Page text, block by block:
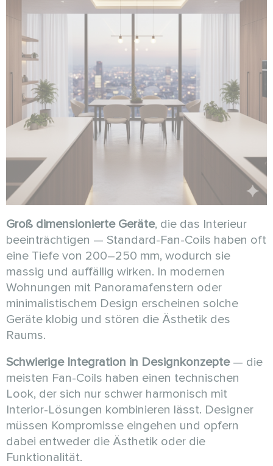
Groß dimensionierte Geräte, die das Interieur
beeinträchtigen — Standard-Fan-Coils haben oft
eine Tiefe von 200–250 mm, wodurch sie
massig und auffällig wirken. In modernen
Wohnungen mit Panoramafenstern oder
minimalistischem Design erscheinen solche
Geräte klobig und stören die Ästhetik des
Raums.
Schwierige Integration in Designkonzepte— die
meisten Fan-Coils haben einen technischen
Look, der sich nur schwer harmonisch mit
Interior-Lösungen kombinieren lässt. Designer
müssen Kompromisse eingehen und opfern
dabei entweder die Ästhetik oder die
Funktionalität.